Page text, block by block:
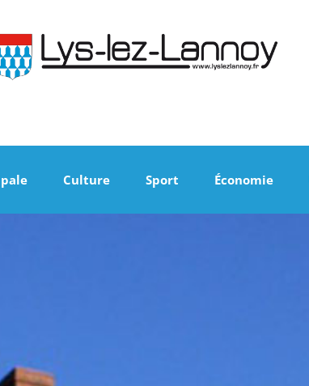
Culture Sport Économie